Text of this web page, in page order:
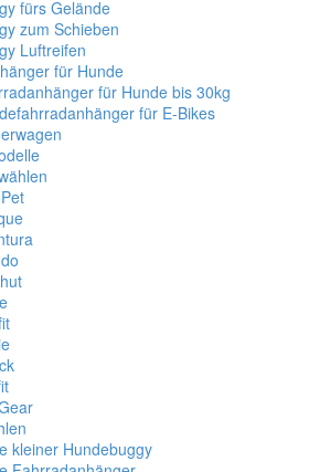
fürs Gelände
zum Schieben
Luftreifen
für Hunde
für Hunde bis 30kg
für E-Bikes
kleiner Hundebuggy